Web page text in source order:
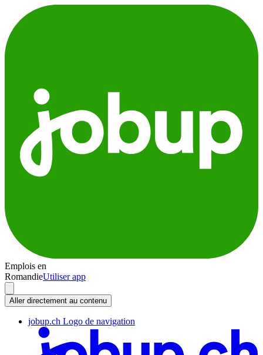
Emplois en
RomandieUtiliser app
Aller directement au contenu
jobup.ch Logo de navigation